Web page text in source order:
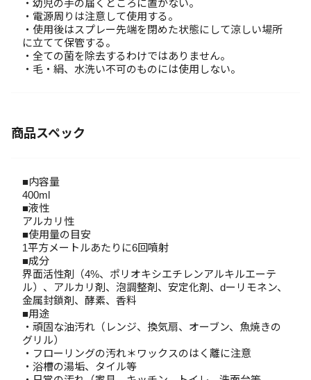
・幼児の手の届くところに置かない。
・電源周りは注意して使用する。
・使用後はスプレー先端を閉めた状態にして涼しい場所
に立てて保管する。
・全ての菌を除去するわけではありません。
・毛・絹、水洗い不可のものには使用しない。
商品スペック
■内容量
400ml
■液性
アルカリ性
■使用量の目安
1平方メートルあたりに6回噴射
■成分
界面活性剤（4%、ポリオキシエチレンアルキルエーテ
ル）、アルカリ剤、泡調整剤、安定化剤、dーリモネン、
金属封鎖剤、酵素、香料
■用途
・頑固な油汚れ（レンジ、換気扇、オーブン、魚焼きの
グリル）
・フローリングの汚れ＊ワックスのはく離に注意
・浴槽の湯垢、タイル等